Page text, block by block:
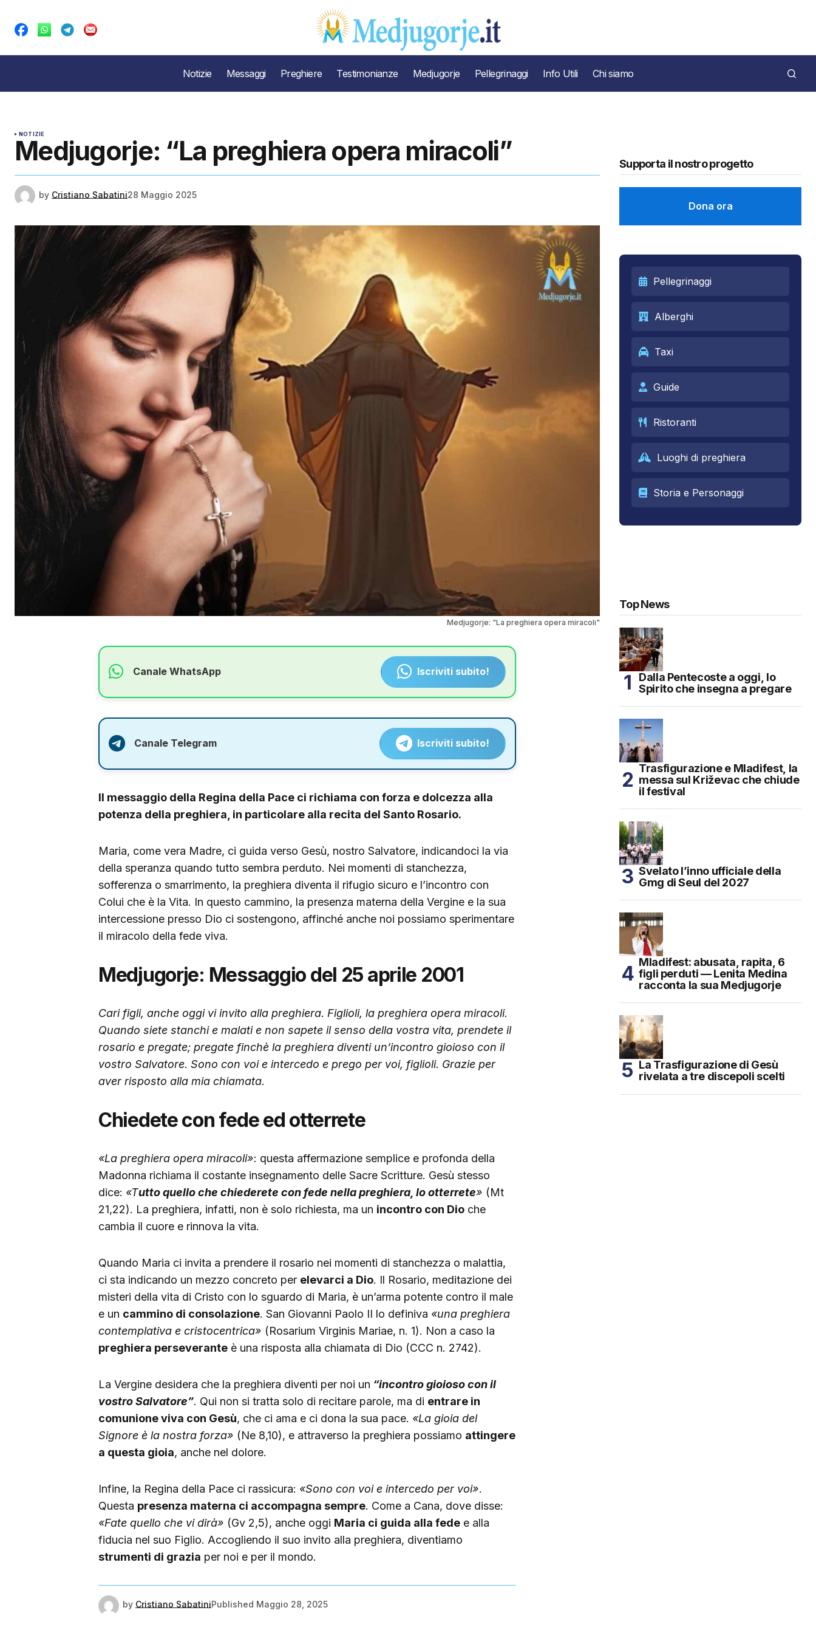
Notizie Messaggi Preghiere Testimonianze Medjugorje Pellegrinaggi Info Utili Chi siamo
NOTIZIE
Medjugorje: “La preghiera opera miracoli”
by Cristiano Sabatini28 Maggio 2025
Medjugorje: "La preghiera opera miracoli"
Canale WhatsApp Iscriviti subito!
Canale Telegram Iscriviti subito!
Il messaggio della Regina della Pace ci richiama con forza e dolcezza alla
potenza della preghiera, in particolare alla recita del Santo Rosario.
Maria, come vera Madre, ci guida verso Gesù, nostro Salvatore, indicandoci la via
della speranza quando tutto sembra perduto. Nei momenti di stanchezza,
sofferenza o smarrimento, la preghiera diventa il rifugio sicuro e l’incontro con
Colui che è la Vita. In questo cammino, la presenza materna della Vergine e la sua
intercessione presso Dio ci sostengono, affinché anche noi possiamo sperimentare
il miracolo della fede viva.
Medjugorje: Messaggio del 25 aprile 2001
Cari figli, anche oggi vi invito alla preghiera. Figlioli, la preghiera opera miracoli.
Quando siete stanchi e malati e non sapete il senso della vostra vita, prendete il
rosario e pregate; pregate finchè la preghiera diventi un’incontro gioioso con il
vostro Salvatore. Sono con voi e intercedo e prego per voi, figlioli. Grazie per
aver risposto alla mia chiamata.
Chiedete con fede ed otterrete
«La preghiera opera miracoli»: questa affermazione semplice e profonda della
Madonna richiama il costante insegnamento delle Sacre Scritture. Gesù stesso
dice: «Tutto quello che chiederete con fede nella preghiera, lo otterrete» (Mt
21,22). La preghiera, infatti, non è solo richiesta, ma un incontro con Dio che
cambia il cuore e rinnova la vita.
Quando Maria ci invita a prendere il rosario nei momenti di stanchezza o malattia,
ci sta indicando un mezzo concreto per elevarci a Dio. Il Rosario, meditazione dei
misteri della vita di Cristo con lo sguardo di Maria, è un’arma potente contro il male
e un cammino di consolazione. San Giovanni Paolo II lo definiva «una preghiera
contemplativa e cristocentrica» (Rosarium Virginis Mariae, n. 1). Non a caso la
preghiera perseverante è una risposta alla chiamata di Dio (CCC n. 2742).
La Vergine desidera che la preghiera diventi per noi un “incontro gioioso con il
vostro Salvatore”. Qui non si tratta solo di recitare parole, ma di entrare in
comunione viva con Gesù, che ci ama e ci dona la sua pace. «La gioia del
Signore è la nostra forza» (Ne 8,10), e attraverso la preghiera possiamo attingere
a questa gioia, anche nel dolore.
Infine, la Regina della Pace ci rassicura: «Sono con voi e intercedo per voi».
Questa presenza materna ci accompagna sempre. Come a Cana, dove disse:
«Fate quello che vi dirà» (Gv 2,5), anche oggi Maria ci guida alla fede e alla
fiducia nel suo Figlio. Accogliendo il suo invito alla preghiera, diventiamo
strumenti di grazia per noi e per il mondo.
by Cristiano SabatiniPublished Maggio 28, 2025
Supporta il nostro progetto
Dona ora
Pellegrinaggi
Alberghi
Taxi
Guide
Ristoranti
Luoghi di preghiera
Storia e Personaggi
Top News
Dalla Pentecoste a oggi, lo
Spirito che insegna a pregare
Trasfigurazione e Mladifest, la
messa sul Križevac che chiude
il festival
Svelato l’inno ufficiale della
Gmg di Seul del 2027
Mladifest: abusata, rapita, 6
figli perduti — Lenita Medina
racconta la sua Medjugorje
La Trasfigurazione di Gesù
rivelata a tre discepoli scelti